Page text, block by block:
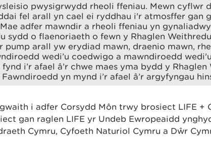
pwysigrwydd rheoli ffeniau. Mewn cyflwr
fel arall yn cael ei ryddhau i'r atmosffer gan
adfer mawndir a rheoli ffeniau yn
sydd o flaenoriaeth o fewn y Rhaglen
pump arall yw erydiad mawn, draenio mawn,
wedi’u coedwigo a mawndiroedd wedi'u
i’r afael â’r chwe maes yma bydd y Rhaglen
yn mynd i’r afael â’r argyfyngau
i adfer Corsydd Môn trwy brosiect LIFE +
gan raglen LIFE yr Undeb Ewropeaidd
Cymru, Cyfoeth Naturiol Cymru a Dŵr